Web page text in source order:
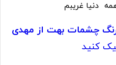
دنیا غریبم
چشمات بهت از مهدی
کنید